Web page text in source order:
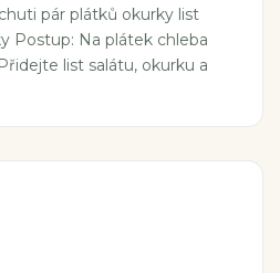
pár plátků okurky list
Postup: Na plátek chleba
list salátu, okurku a